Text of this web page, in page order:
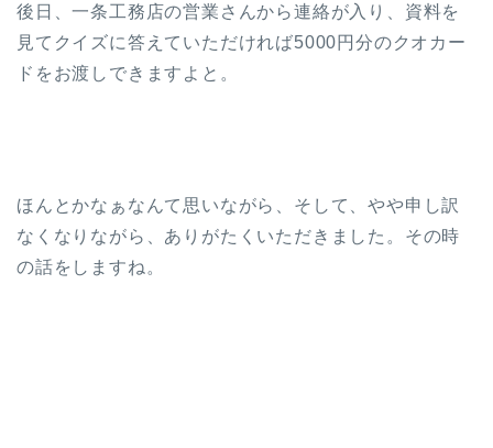
後日、一条工務店の営業さんから連絡が入り、資料を
見てクイズに答えていただければ5000円分のクオカー
ドをお渡しできますよと。
ほんとかなぁなんて思いながら、そして、やや申し訳
なくなりながら、ありがたくいただきました。その時
の話をしますね。